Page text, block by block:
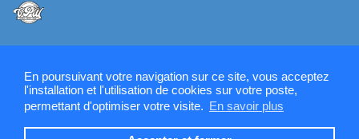
En poursuivant votre navigation sur ce site, vous acceptez
l'installation et l'utilisation de cookies sur votre poste,
permettant d'optimiser votre visite. En savoir plus
Contactez la rédaction de SIGMAG & SIGTV